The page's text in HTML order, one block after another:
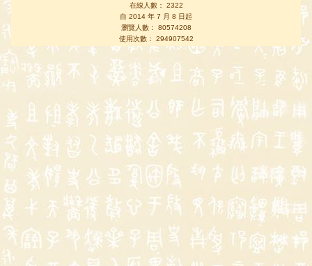
在線人數： 2322
自 2014 年 7 月 8 日起
瀏覽人數： 80574208
使用次數： 294907542